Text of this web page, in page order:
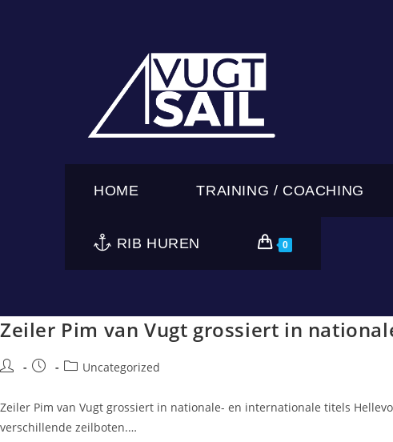
HOME TRAINING / COACHING
RIB HUREN 0
Zeiler Pim van Vugt grossiert in
BerichtBericht
op:
Berichtcategorie:
Uncategorized
Zeiler Pim van Vugt grossiert in nationale- en internationale titels
verschillende zeilboten.…